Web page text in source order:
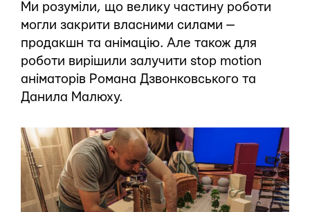
Ми розуміли, що велику частину роботи
могли закрити власними силами —
продакшн та анімацію. Але також для
роботи вирішили залучити stop motion
аніматорів Романа Дзвонковського та
Данила Малюху.